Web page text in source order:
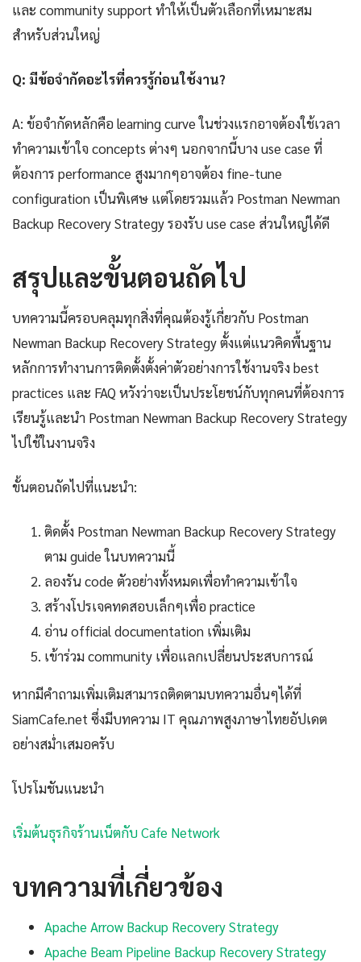
และ community support ทำให้เป็นตัวเลือกที่เหมาะสม
สำหรับส่วนใหญ่
Q: มีข้อจำกัดอะไรที่ควรรู้ก่อนใช้งาน?
A: ข้อจำกัดหลักคือ learning curve ในช่วงแรกอาจต้องใช้เวลา
ทำความเข้าใจ concepts ต่างๆ นอกจากนี้บาง use case ที่
ต้องการ performance สูงมากๆอาจต้อง fine-tune
configuration เป็นพิเศษ แต่โดยรวมแล้ว Postman Newman
Backup Recovery Strategy รองรับ use case ส่วนใหญ่ได้ดี
สรุปและขั้นตอนถัดไป
บทความนี้ครอบคลุมทุกสิ่งที่คุณต้องรู้เกี่ยวกับ Postman
Newman Backup Recovery Strategy ตั้งแต่แนวคิดพื้นฐาน
หลักการทำงานการติดตั้งตั้งค่าตัวอย่างการใช้งานจริง best
practices และ FAQ หวังว่าจะเป็นประโยชน์กับทุกคนที่ต้องการ
เรียนรู้และนำ Postman Newman Backup Recovery Strategy
ไปใช้ในงานจริง
ขั้นตอนถัดไปที่แนะนำ:
ติดตั้ง Postman Newman Backup Recovery Strategy
ตาม guide ในบทความนี้
ลองรัน code ตัวอย่างทั้งหมดเพื่อทำความเข้าใจ
สร้างโปรเจคทดสอบเล็กๆเพื่อ practice
อ่าน official documentation เพิ่มเติม
เข้าร่วม community เพื่อแลกเปลี่ยนประสบการณ์
หากมีคำถามเพิ่มเติมสามารถติดตามบทความอื่นๆได้ที่
SiamCafe.net ซึ่งมีบทความ IT คุณภาพสูงภาษาไทยอัปเดต
อย่างสม่ำเสมอครับ
โปรโมชันแนะนำ
เริ่มต้นธุรกิจร้านเน็ตกับ Cafe Network
บทความที่เกี่ยวข้อง
Apache Arrow Backup Recovery Strategy
Apache Beam Pipeline Backup Recovery Strategy